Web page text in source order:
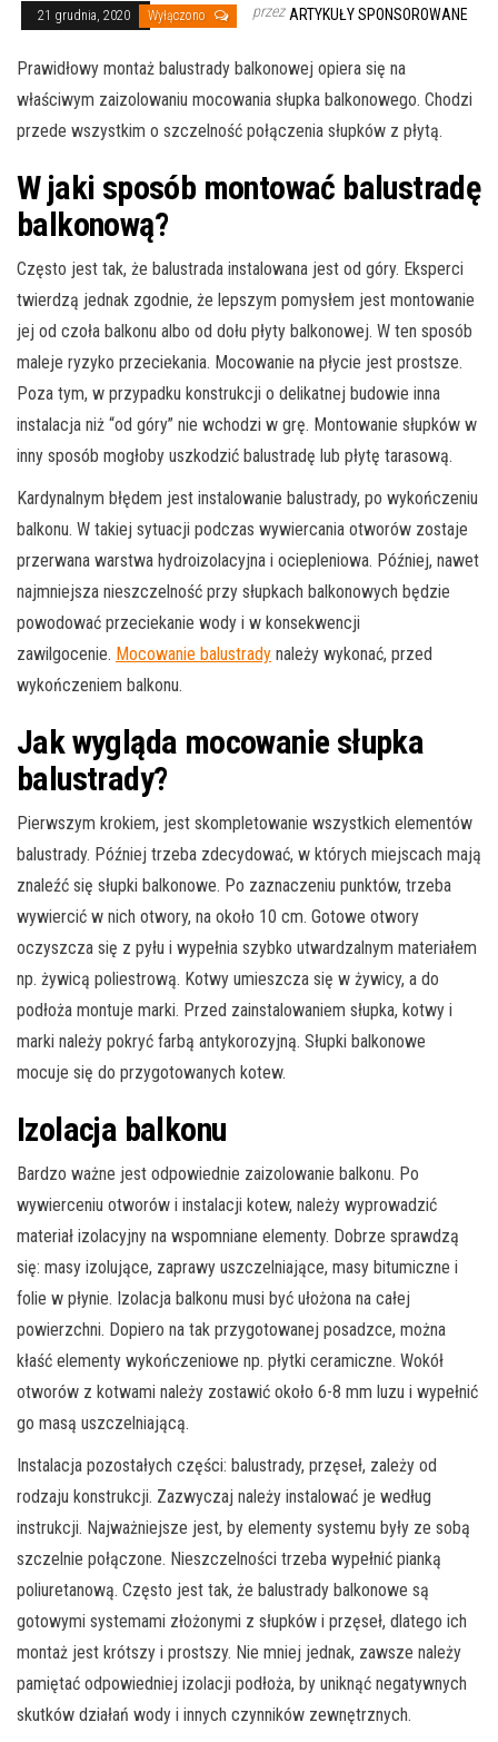
21 grudnia, 2020 Wyłączono przez ARTYKUŁY SPONSOROWANE
Prawidłowy montaż balustrady balkonowej opiera się na
właściwym zaizolowaniu mocowania słupka balkonowego. Chodzi
przede wszystkim o szczelność połączenia słupków z płytą.
W jaki sposób montować balustradę
balkonową?
Często jest tak, że balustrada instalowana jest od góry. Eksperci
twierdzą jednak zgodnie, że lepszym pomysłem jest montowanie
jej od czoła balkonu albo od dołu płyty balkonowej. W ten sposób
maleje ryzyko przeciekania. Mocowanie na płycie jest prostsze.
Poza tym, w przypadku konstrukcji o delikatnej budowie inna
instalacja niż “od góry” nie wchodzi w grę. Montowanie słupków w
inny sposób mogłoby uszkodzić balustradę lub płytę tarasową.
Kardynalnym błędem jest instalowanie balustrady, po wykończeniu
balkonu. W takiej sytuacji podczas wywiercania otworów zostaje
przerwana warstwa hydroizolacyjna i ociepleniowa. Później, nawet
najmniejsza nieszczelność przy słupkach balkonowych będzie
powodować przeciekanie wody i w konsekwencji
zawilgocenie. Mocowanie balustrady należy wykonać, przed
wykończeniem balkonu.
Jak wygląda mocowanie słupka
balustrady?
Pierwszym krokiem, jest skompletowanie wszystkich elementów
balustrady. Później trzeba zdecydować, w których miejscach mają
znaleźć się słupki balkonowe. Po zaznaczeniu punktów, trzeba
wywiercić w nich otwory, na około 10 cm. Gotowe otwory
oczyszcza się z pyłu i wypełnia szybko utwardzalnym materiałem
np. żywicą poliestrową. Kotwy umieszcza się w żywicy, a do
podłoża montuje marki. Przed zainstalowaniem słupka, kotwy i
marki należy pokryć farbą antykorozyjną. Słupki balkonowe
mocuje się do przygotowanych kotew.
Izolacja balkonu
Bardzo ważne jest odpowiednie zaizolowanie balkonu. Po
wywierceniu otworów i instalacji kotew, należy wyprowadzić
materiał izolacyjny na wspomniane elementy. Dobrze sprawdzą
się: masy izolujące, zaprawy uszczelniające, masy bitumiczne i
folie w płynie. Izolacja balkonu musi być ułożona na całej
powierzchni. Dopiero na tak przygotowanej posadzce, można
kłaść elementy wykończeniowe np. płytki ceramiczne. Wokół
otworów z kotwami należy zostawić około 6-8 mm luzu i wypełnić
go masą uszczelniającą.
Instalacja pozostałych części: balustrady, przęseł, zależy od
rodzaju konstrukcji. Zazwyczaj należy instalować je według
instrukcji. Najważniejsze jest, by elementy systemu były ze sobą
szczelnie połączone. Nieszczelności trzeba wypełnić pianką
poliuretanową. Często jest tak, że balustrady balkonowe są
gotowymi systemami złożonymi z słupków i przęseł, dlatego ich
montaż jest krótszy i prostszy. Nie mniej jednak, zawsze należy
pamiętać odpowiedniej izolacji podłoża, by uniknąć negatywnych
skutków działań wody i innych czynników zewnętrznych.